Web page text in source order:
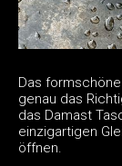
Das
genau das
das Damast
einzigartigen
öffnen.